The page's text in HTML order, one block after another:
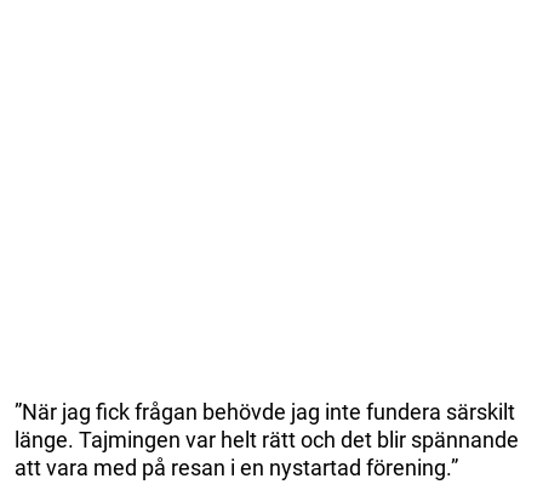
”När jag fick frågan behövde jag inte fundera särskilt
länge. Tajmingen var helt rätt och det blir spännande
att vara med på resan i en nystartad förening.”